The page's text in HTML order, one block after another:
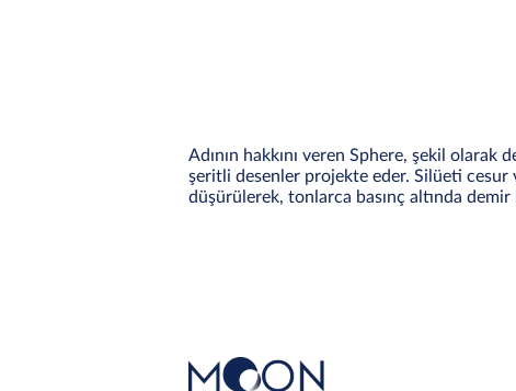
Adının hakkını veren Sphere, şekil olarak
şeritli desenler projekte eder. Silüeti cesur
düşürülerek, tonlarca basınç altında demir